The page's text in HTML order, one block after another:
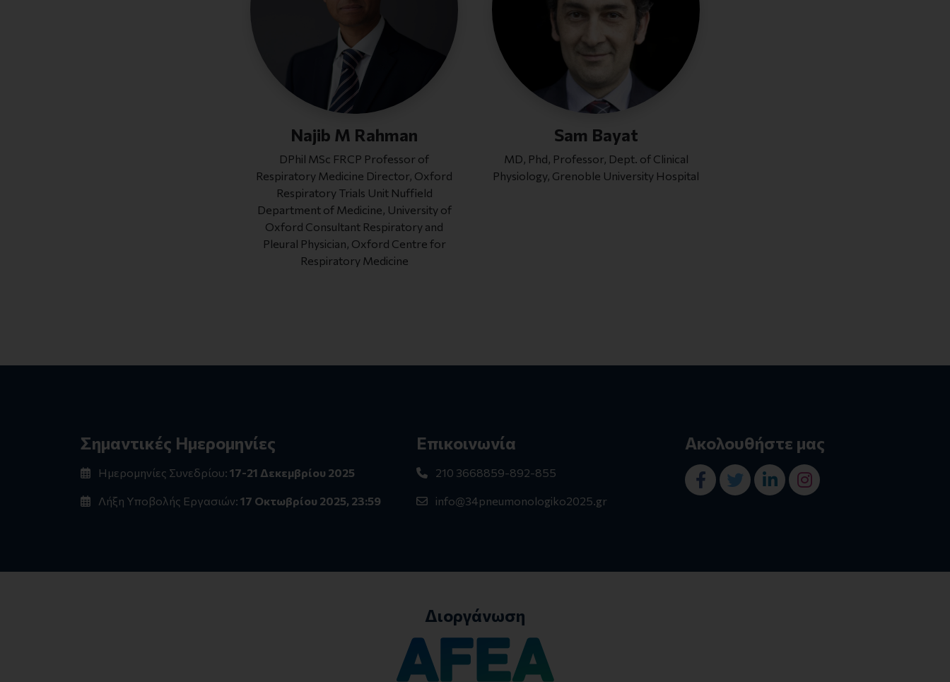
Najib M Rahman
DPhil MSc FRCP Professor of
Respiratory Medicine Director, Oxford
Respiratory Trials Unit Nuffield
Department of Medicine, University of
Oxford Consultant Respiratory and
Pleural Physician, Oxford Centre for
Respiratory Medicine
Sam Bayat
MD, Phd, Professor, Dept. of Clinical
Physiology, Grenoble University Hospital
Σημαντικές Ημερομηνίες
Ημερομηνίες Συνεδρίου: 17-21 Δεκεμβρίου 2025
Λήξη Υποβολής Εργασιών: 17 Οκτωβρίου 2025, 23:59
Επικοινωνία
210 3668859-892-855
info@34pneumonologiko2025.gr
Ακολουθήστε μας
Διοργάνωση